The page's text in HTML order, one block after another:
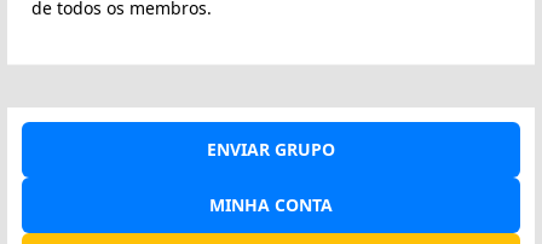
de todos os membros.
ENVIAR GRUPO
MINHA CONTA